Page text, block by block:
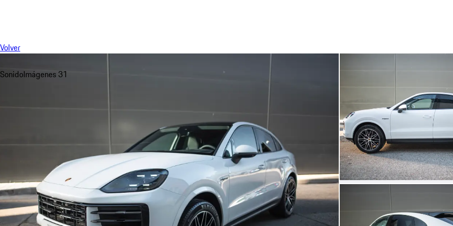
Volver
SonidoImágenes 31